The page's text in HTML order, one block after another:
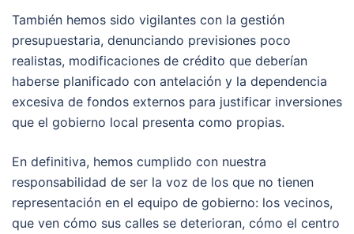
También hemos sido vigilantes con la gestión
presupuestaria, denunciando previsiones poco
realistas, modificaciones de crédito que deberían
haberse planificado con antelación y la dependencia
excesiva de fondos externos para justificar inversiones
que el gobierno local presenta como propias.
En definitiva, hemos cumplido con nuestra
responsabilidad de ser la voz de los que no tienen
representación en el equipo de gobierno: los vecinos,
que ven cómo sus calles se deterioran, cómo el centro